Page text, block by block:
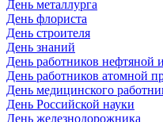
День металлурга
День флориста
День строителя
День знаний
День работников нефтяной
День работников атомной
День медицинского
День Российской науки
День железнодорожника